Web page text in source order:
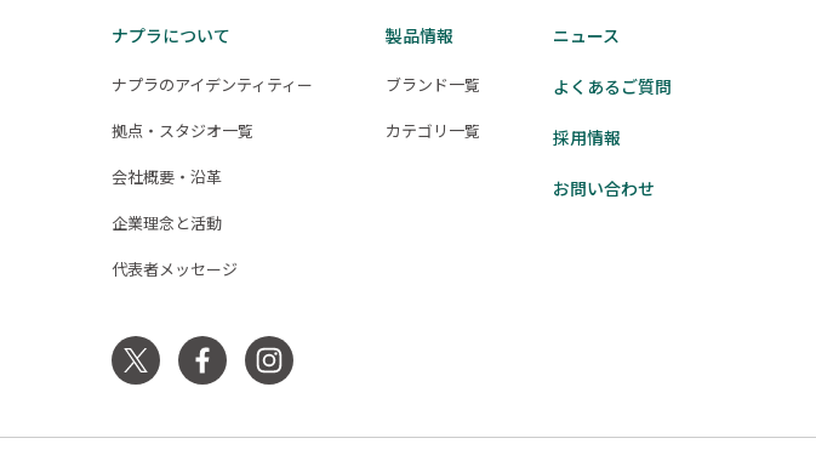
ナプラについて
ナプラのアイデンティティー
拠点・スタジオ一覧
会社概要・沿革
企業理念と活動
代表者メッセージ
製品情報
ブランド一覧
カテゴリ一覧
ニュース
よくあるご質問
採用情報
お問い合わせ